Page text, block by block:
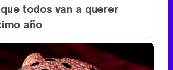
todos van a querer
año